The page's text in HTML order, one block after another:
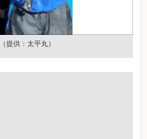
（提供：太平丸）